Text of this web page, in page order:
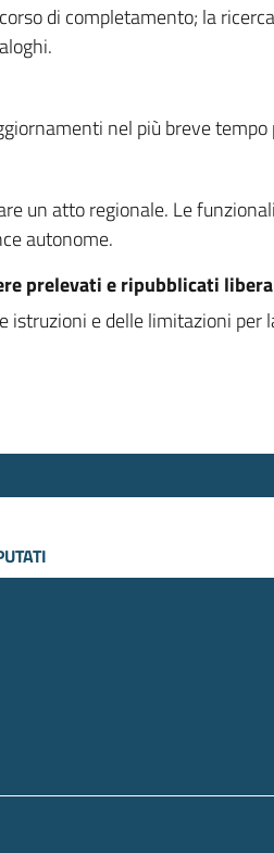
di completamento; la
nel più breve tempo
un atto regionale. Le
autonome.
prelevati e ripubblicati
e delle limitazioni